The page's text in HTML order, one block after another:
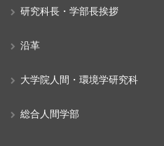
研究科長・学部長挨拶
沿革
大学院人間・環境学研究科
総合人間学部